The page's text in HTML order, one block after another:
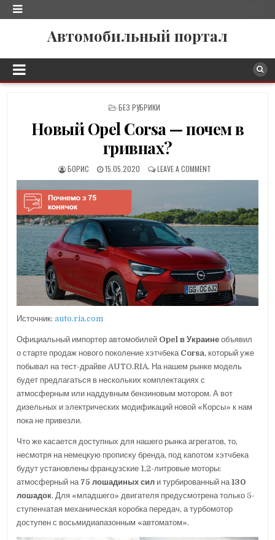
Автомобильный портал
P
T
E
I
N
БЕЗ РУБРИКИ
Новый Opel Corsa — почем в
гривнах?
БОРИС 15.05.2020 LEAVE A COMMENT
Источник:auto.ria.com
Официальный импортер автомобилей Opel в Украине объявил
о старте продаж нового поколение хэтчбека Corsa, который уже
побывал на тест-драйве AUTO.RIA. На нашем рынке модель
будет предлагаться в нескольких комплектациях с
атмосферным или наддувным бензиновым мотором. А вот
дизельных и электрических модификаций новой «Корсы» к нам
пока не привезли.
Что же касается доступных для нашего рынка агрегатов, то,
несмотря на немецкую прописку бренда, под капотом хэтчбека
будут установлены французские 1,2-литровые моторы:
атмосферный на 75 лошадиных сил и турбированный на130
лошадок. Для «младшего» двигателя предусмотрена только 5-
ступенчатая механическая коробка передач, а турбомотор
доступен с восьмидиапазонным «автоматом».